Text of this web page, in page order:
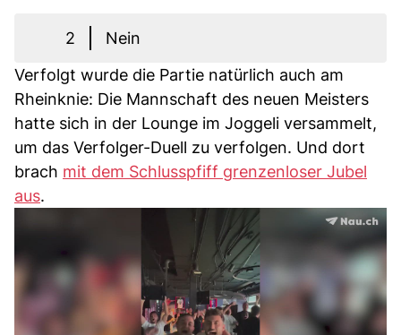
2
Nein
Verfolgt wurde die Partie natürlich auch am
Rheinknie: Die Mannschaft des neuen Meisters
hatte sich in der Lounge im Joggeli versammelt,
um das Verfolger-Duell zu verfolgen. Und dort
brach mit dem Schlusspfiff grenzenloser Jubel
aus.